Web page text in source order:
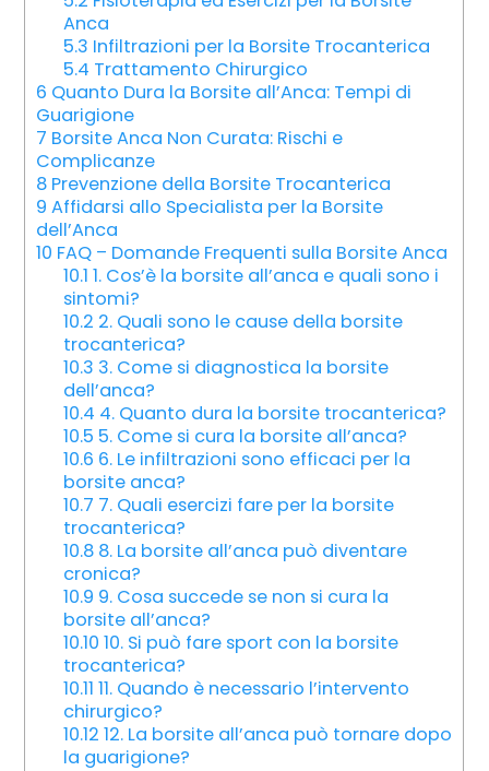
Anca
5.3 Infiltrazioni per la Borsite Trocanterica
5.4 Trattamento Chirurgico
6 Quanto Dura la Borsite all’Anca: Tempi di
Guarigione
7 Borsite Anca Non Curata: Rischi e
Complicanze
8 Prevenzione della Borsite Trocanterica
9 Affidarsi allo Specialista per la Borsite
dell’Anca
10 FAQ – Domande Frequenti sulla Borsite Anca
10.1 1. Cos’è la borsite all’anca e quali sono i
sintomi?
10.2 2. Quali sono le cause della borsite
trocanterica?
10.3 3. Come si diagnostica la borsite
dell’anca?
10.4 4. Quanto dura la borsite trocanterica?
10.5 5. Come si cura la borsite all’anca?
10.6 6. Le infiltrazioni sono efficaci per la
borsite anca?
10.7 7. Quali esercizi fare per la borsite
trocanterica?
10.88. La borsite all’anca può diventare
cronica?
10.9 9. Cosa succede se non si cura la
borsite all’anca?
10.10 10. Si può fare sport con la borsite
trocanterica?
10.11 11. Quando è necessario l’intervento
chirurgico?
10.12 12. La borsite all’anca può tornare dopo
la guarigione?